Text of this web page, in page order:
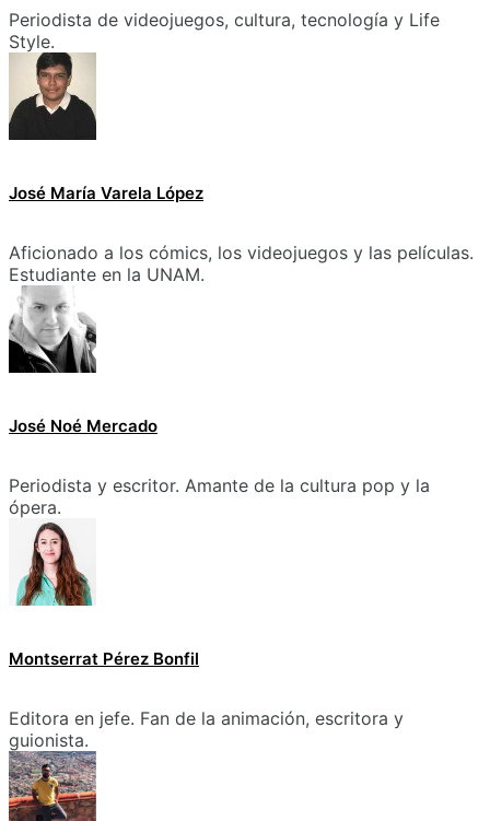
Periodista de videojuegos, cultura, tecnología y Life
Style.
José María Varela López
Aficionado a los cómics, los videojuegos y las películas.
Estudiante en la UNAM.
José Noé Mercado
Periodista y escritor. Amante de la cultura pop y la
ópera.
Montserrat Pérez Bonfil
Editora en jefe. Fan de la animación, escritora y
guionista.